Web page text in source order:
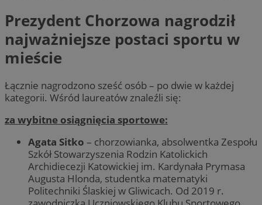
Prezydent Chorzowa nagrodził
najważniejsze postaci sportu w
mieście
Łącznie nagrodzono sześć osób – po dwie w każdej
kategorii. Wśród laureatów znaleźli się:
za wybitne osiągnięcia sportowe:
Agata Sitko – chorzowianka, absolwentka Zespołu
Szkół Stowarzyszenia Rodzin Katolickich
Archidiecezji Katowickiej im. Kardynała Prymasa
Augusta Hlonda, studentka matematyki
Politechniki Ślaskiej w Gliwicach. Od 2019 r.